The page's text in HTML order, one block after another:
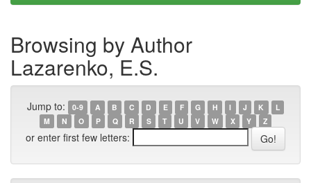
Browsing by Author
Lazarenko, E.S.
Jump to: 0-9 A B C D E F G H I J K
L
M
N O P Q R S T U V W X Y Z
or enter first few letters: